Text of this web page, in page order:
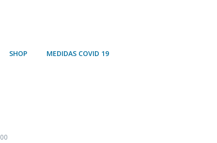
SHOP MEDIDAS COVID 19